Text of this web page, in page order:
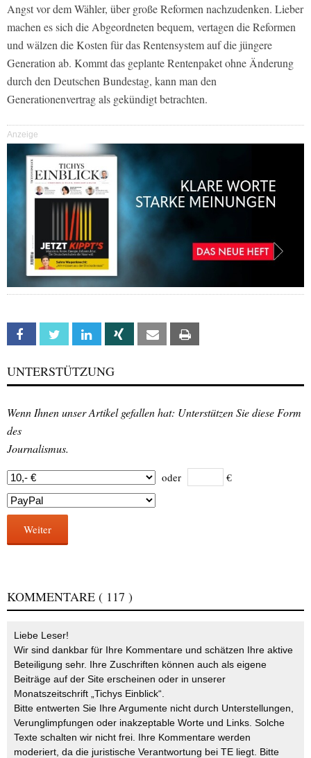
Angst vor dem Wähler, über große Reformen nachzudenken. Lieber
machen es sich die Abgeordneten bequem, vertagen die Reformen
und wälzen die Kosten für das Rentensystem auf die jüngere
Generation ab. Kommt das geplante Rentenpaket ohne Änderung
durch den Deutschen Bundestag, kann man den
Generationenvertrag als gekündigt betrachten.
Anzeige
Facebook Twitter Linkedin Xing Email
UNTERSTÜTZUNG
Wenn Ihnen unser Artikel gefallen hat: Unterstützen Sie diese Form
des
Journalismus.
oder €
Weiter
KOMMENTARE ( 117 )
Liebe Leser!
Wir sind dankbar für Ihre Kommentare und schätzen Ihre aktive
Beteiligung sehr. Ihre Zuschriften können auch als eigene
Beiträge auf der Site erscheinen oder in unserer
Monatszeitschrift „Tichys Einblick“.
Bitte entwerten Sie Ihre Argumente nicht durch Unterstellungen,
Verunglimpfungen oder inakzeptable Worte und Links. Solche
Texte schalten wir nicht frei. Ihre Kommentare werden
moderiert, da die juristische Verantwortung bei TE liegt. Bitte